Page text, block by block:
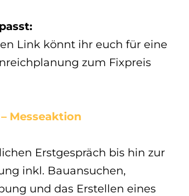
Link könnt ihr euch für eine
zum Fixpreis
Messeaktion
Erstgespräch bis hin zur
inkl. Bauansuchen,
und das Erstellen eines